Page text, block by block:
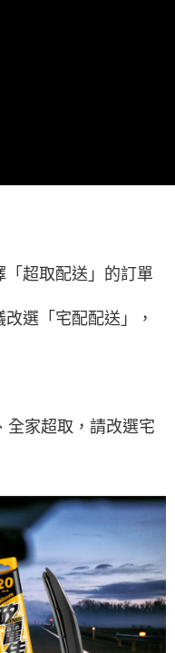
超取配送」的訂單
選「宅配配送」，
全家超取，請改選宅